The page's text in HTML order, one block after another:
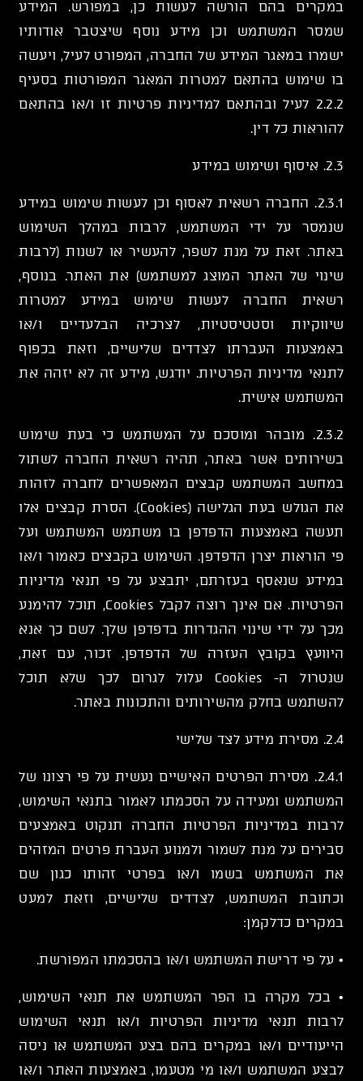
במקרים בהם הורשה לעשות כן, במפורש. המידע
שמסר המשתמש וכן מידע נוסף שיצטבר אודותיו
ישמרו במאגר המידע של החברה, המפורט לעיל, ויעשה
בו שימוש בהתאם למטרות המאגר המפורטות בסעיף
‎2.2.2 לעיל ובהתאם למדיניות פרטיות זו ו/או בהתאם
להוראות כל דין.
2.3. איסוף ושימוש במידע
2.3.1. החברה רשאית לאסוף וכן לעשות שימוש במידע
שנמסר על ידי המשתמש, לרבות במהלך השימוש
באתר. זאת על מנת לשפר, להעשיר או לשנות (לרבות
שינוי של האתר המוצג למשתמש) את האתר. בנוסף,
רשאית החברה לעשות שימוש במידע למטרות
שיווקיות וסטטיסטיות, לצרכיה הבלעדיים ו/או
באמצעות העברתו לצדדים שלישיים, וזאת בכפוף
לתנאי מדיניות הפרטיות. יודגש, מידע זה לא יזהה את
המשתמש אישית.
2.3.2. מובהר ומוסכם על המשתמש כי בעת שימוש
בשירותים אשר באתר, תהיה רשאית החברה לשתול
במחשב המשתמש קבצים המאפשרים לחברה לזהות
את הגולש בעת הגלישה (Cookies). הסרת קבצים אלו
תעשה באמצעות הדפדפן בו משתמש המשתמש ועל
פי הוראות יצרן הדפדפן. השימוש בקבצים כאמור ו/או
במידע שנאסף בעזרתם, יתבצע על פי תנאי מדיניות
הפרטיות. אם אינך רוצה לקבל Cookies, תוכל להימנע
מכך על ידי שינוי ההגדרות בדפדפן שלך. לשם כך אנא
היוועץ בקובץ העזרה של הדפדפן. זכור, עם זאת,
שנטרול ה- Cookies עלול לגרום לכך שלא תוכל
להשתמש בחלק מהשירותים והתכונות באתר.
2.4. מסירת מידע לצד שלישי
2.4.1. מסירת הפרטים האישיים נעשית על פי רצונו של
המשתמש ומעידה על הסכמתו לאמור בתנאי השימוש,
לרבות במדיניות הפרטיות החברה תנקוט באמצעים
סבירים על מנת לשמור ולמנוע העברת פרטים המזהים
את המשתמש בשמו ו/או בפרטי זהותו כגון שם
וכתובת המשתמש, לצדדים שלישיים, וזאת למעט
במקרים כדלקמן:
• על פי דרישת המשתמש ו/או בהסכמתו המפורשת.
• בכל מקרה בו הפר המשתמש את תנאי השימוש,
לרבות תנאי מדיניות הפרטיות ו/או תנאי השימוש
הייעודיים ו/או במקרים בהם בצע המשתמש או ניסה
לבצע המשתמש ו/או מי מטעמו, באמצעות האתר ו/או